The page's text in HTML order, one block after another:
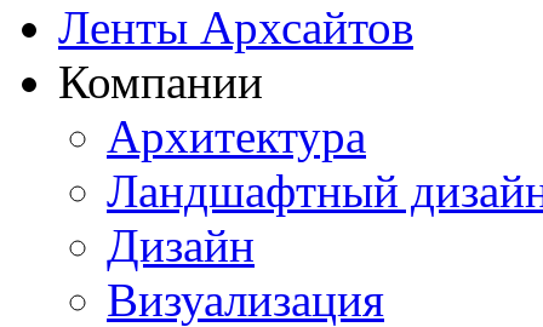
Ленты Архсайтов
Компании
Архитектура
Ландшафтный
Дизайн
Визуализация